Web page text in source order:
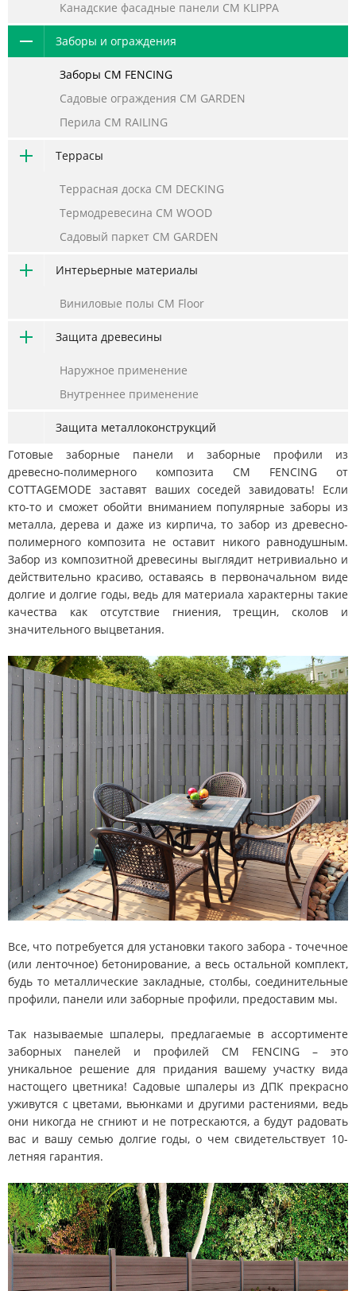
Канадские фасадные панели CM KLIPPA
Заборы и ограждения
Заборы CM FENCING
Садовые ограждения CM GARDEN
Перила CM RAILING
Террасы
Террасная доска CM DECKING
Термодревесина CM WOOD
Садовый паркет CM GARDEN
Интерьерные материалы
Виниловые полы CM Floor
Защита древесины
Наружное применение
Внутреннее применение
Защита металлоконструкций
Готовые заборные панели и заборные профили из
древесно-полимерного композита CM FENCING от
COTTAGEMODE заставят ваших соседей завидовать! Если
кто-то и сможет обойти вниманием популярные заборы из
металла, дерева и даже из кирпича, то забор из древесно-
полимерного композита не оставит никого равнодушным.
Забор из композитной древесины выглядит нетривиально и
действительно красиво, оставаясь в первоначальном виде
долгие и долгие годы, ведь для материала характерны такие
качества как отсутствие гниения, трещин, сколов и
значительного выцветания.
Все, что потребуется для установки такого забора - точечное
(или ленточное) бетонирование, а весь остальной комплект,
будь то металлические закладные, столбы, соединительные
профили, панели или заборные профили, предоставим мы.
Так называемые шпалеры, предлагаемые в ассортименте
заборных панелей и профилей CM FENCING – это
уникальное решение для придания вашему участку вида
настощего цветника! Садовые шпалеры из ДПК прекрасно
уживутся с цветами, вьюнками и другими растениями, ведь
они никогда не сгниют и не потрескаются, а будут радовать
вас и вашу семью долгие годы, о чем свидетельствует 10-
летняя гарантия.